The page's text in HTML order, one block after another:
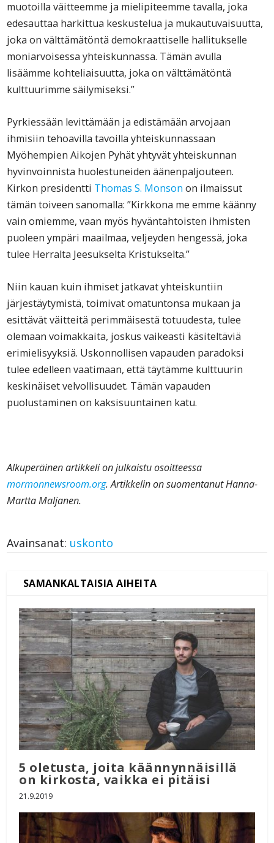
muotoilla väitteemme ja mielipiteemme tavalla, joka
edesauttaa harkittua keskustelua ja mukautuvaisuutta,
joka on välttämätöntä demokraattiselle hallitukselle
moniarvoisessa yhteiskunnassa. Tämän avulla
lisäämme kohteliaisuutta, joka on välttämätöntä
kulttuurimme säilymiseksi.”
Pyrkiessään levittämään ja edistämään arvojaan
ihmisiin tehoavilla tavoilla yhteiskunnassaan
Myöhempien Aikojen Pyhät yhtyvät yhteiskunnan
hyvinvoinnista huolestuneiden äänenpaljouteen.
Kirkon presidentti Thomas S. Monson on ilmaissut
tämän toiveen sanomalla: ”Kirkkona me emme käänny
vain omiemme, vaan myös hyväntahtoisten ihmisten
puoleen ympäri maailmaa, veljeyden hengessä, joka
tulee Herralta Jeesukselta Kristukselta.”
Niin kauan kuin ihmiset jatkavat yhteiskuntiin
järjestäytymistä, toimivat omatuntonsa mukaan ja
esittävät väitteitä perimmäisestä totuudesta, tulee
olemaan voimakkaita, joskus vaikeasti käsiteltäviä
erimielisyyksiä. Uskonnollisen vapauden paradoksi
tulee edelleen vaatimaan, että täytämme kulttuurin
keskinäiset velvollisuudet. Tämän vapauden
puolustaminen on kaksisuuntainen katu.
Alkuperäinen artikkeli on julkaistu osoitteessa
mormonnewsroom.org. Artikkelin on suomentanut Hanna-
Martta Maljanen.
Avainsanat: uskonto
5 oletusta, joita käännynnäisillä
on kirkosta, vaikka ei pitäisi
21.9.2019